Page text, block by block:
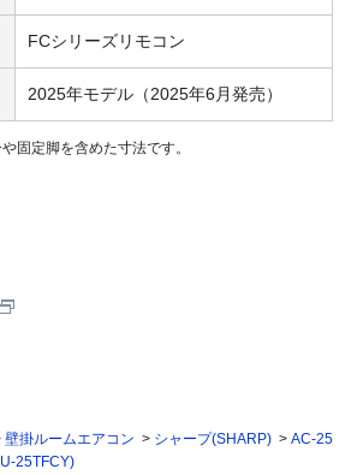
FCシリーズリモコン
2025年モデル（2025年6月発売）
固定脚を含めた寸法です。
壁掛ルームエアコン シャープ(SHARP)
AC-25
25TFCY)